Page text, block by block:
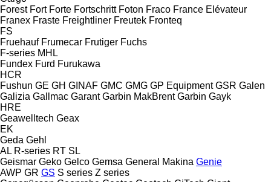
Forest Fort Forte Fortschritt Foton Fraco France Elévateur
Franex Fraste Freightliner Freutek Fronteq
FS
Fruehauf Frumecar Frutiger Fuchs
F-series MHL
Fundex Furd Furukawa
HCR
Fushun GE GH GINAF GMC GMG GP Equipment GSR Galen
Galizia Gallmac Garant Garbin MakBrent Garbin Gayk
HRE
Geawelltech Geax
EK
Geda Gehl
AL R-series RT SL
Geismar Geko Gelco Gemsa General Makina Genie
AWP GR GS S series Z series